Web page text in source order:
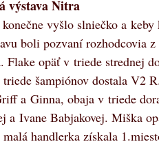
výstava Nitra
vyšlo slniečko a keby
boli pozvaní rozhodcovia
Flake opäť v triede strednej
šampiónov dostala V2
a Ginna, obaja v triede
a Ivane Babjakovej. Miška
malá handlerka získala